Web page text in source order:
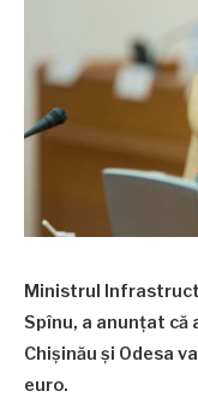
Ministrul
Spînu, a anunțat că
Chișinău și Odesa
euro.